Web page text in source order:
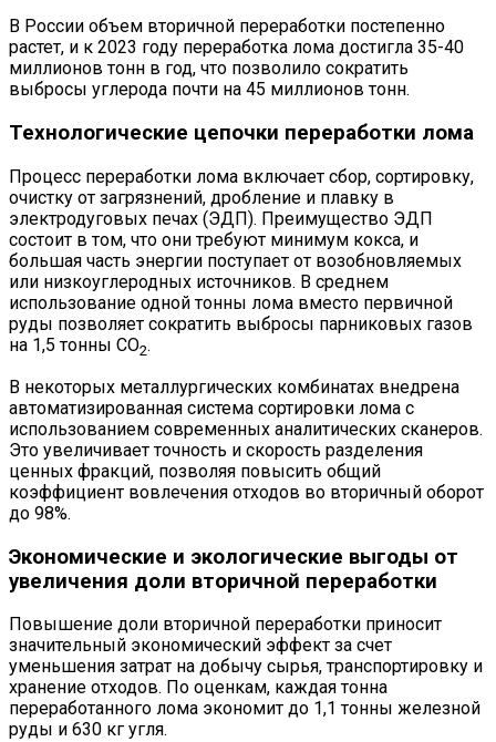
В России объем вторичной переработки постепенно
растет, и к 2023 году переработка лома достигла 35-40
миллионов тонн в год, что позволило сократить
выбросы углерода почти на 45 миллионов тонн.
Технологические цепочки переработки лома
Процесс переработки лома включает сбор, сортировку,
очистку от загрязнений, дробление и плавку в
электродуговых печах (ЭДП). Преимущество ЭДП
состоит в том, что они требуют минимум кокса, и
большая часть энергии поступает от возобновляемых
или низкоуглеродных источников. В среднем
использование одной тонны лома вместо первичной
руды позволяет сократить выбросы парниковых газов
на 1,5 тонны CO2.
В некоторых металлургических комбинатах внедрена
автоматизированная система сортировки лома с
использованием современных аналитических сканеров.
Это увеличивает точность и скорость разделения
ценных фракций, позволяя повысить общий
коэффициент вовлечения отходов во вторичный оборот
до 98%.
Экономические и экологические выгоды от
увеличения доли вторичной переработки
Повышение доли вторичной переработки приносит
значительный экономический эффект за счет
уменьшения затрат на добычу сырья, транспортировку и
хранение отходов. По оценкам, каждая тонна
переработанного лома экономит до 1,1 тонны железной
руды и 630 кг угля.